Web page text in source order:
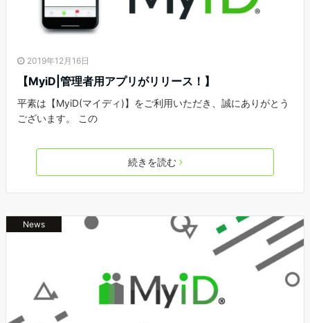
2019年12月16日
【MyiD|管理者用アプリがリリース！】
平素は【MyiD(マイディ)】をご利用いただき、誠にありがとう
ございます。 この
続きを読む
News